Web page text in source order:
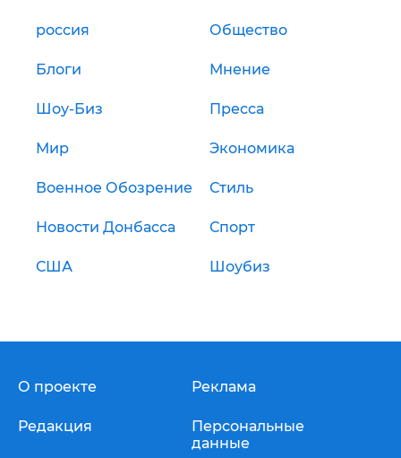
россия Общество
Блоги Мнение
Шоу-Биз Пресса
Мир Экономика
Военное Обозрение Стиль
Новости Донбасса Спорт
США Шоубиз
О проекте
Редакция
Реклама
Персональные
данные